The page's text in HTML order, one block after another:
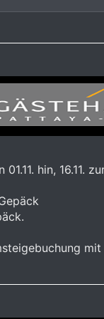
hin, 16.11.